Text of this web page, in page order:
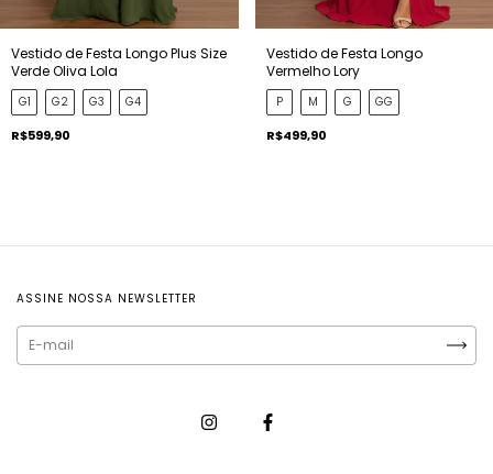
Vestido de Festa Longo Plus Size
Verde Oliva Lola
G1 G2 G3 G4
R$599,90
Vestido de Festa Longo
Vermelho Lory
P M G GG
R$499,90
ASSINE NOSSA NEWSLETTER